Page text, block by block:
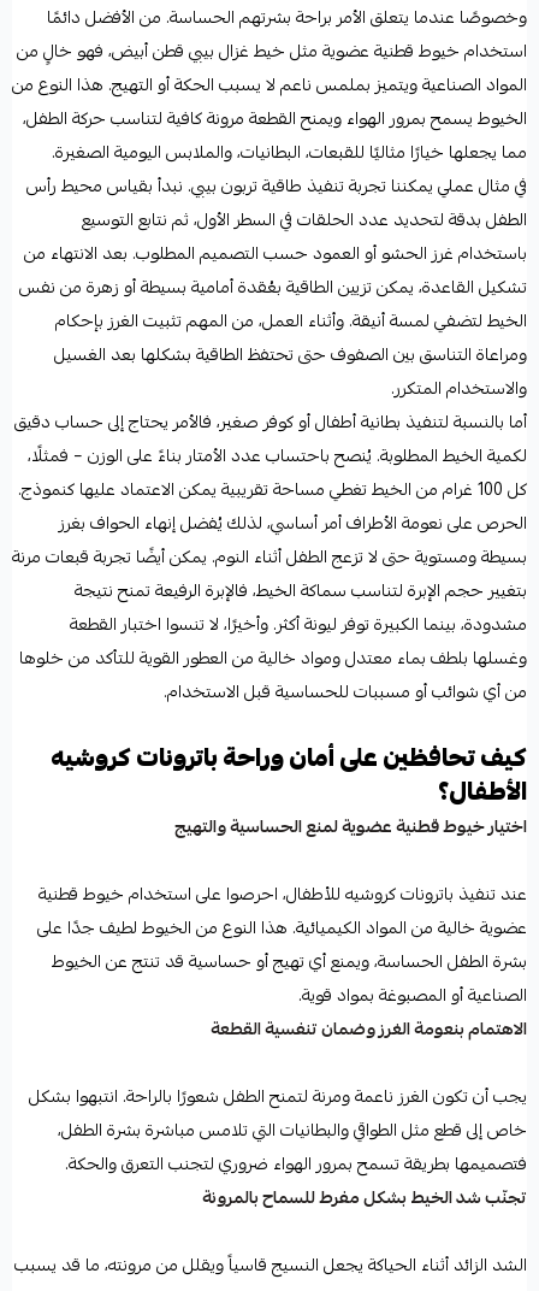
وخصوصًا عندما يتعلق الأمر براحة بشرتهم الحساسة. من الأفضل دائمًا
استخدام خيوط قطنية عضوية مثل خيط غزال بيبي قطن أبيض، فهو خالٍ من
المواد الصناعية ويتميز بملمس ناعم لا يسبب الحكة أو التهيج. هذا النوع من
الخيوط يسمح بمرور الهواء ويمنح القطعة مرونة كافية لتناسب حركة الطفل،
مما يجعلها خيارًا مثاليًا للقبعات، البطانيات، والملابس اليومية الصغيرة.
في مثال عملي يمكننا تجربة تنفيذ طاقية تربون بيبي. نبدأ بقياس محيط رأس
الطفل بدقة لتحديد عدد الحلقات في السطر الأول، ثم نتابع التوسيع
باستخدام غرز الحشو أو العمود حسب التصميم المطلوب. بعد الانتهاء من
تشكيل القاعدة، يمكن تزيين الطاقية بعُقدة أمامية بسيطة أو زهرة من نفس
الخيط لتضفي لمسة أنيقة. وأثناء العمل، من المهم تثبيت الغرز بإحكام
ومراعاة التناسق بين الصفوف حتى تحتفظ الطاقية بشكلها بعد الغسيل
والاستخدام المتكرر.
أما بالنسبة لتنفيذ بطانية أطفال أو كوفر صغير، فالأمر يحتاج إلى حساب دقيق
لكمية الخيط المطلوبة. يُنصح باحتساب عدد الأمتار بناءً على الوزن – فمثلًا،
كل 100 غرام من الخيط تغطي مساحة تقريبية يمكن الاعتماد عليها كنموذج.
الحرص على نعومة الأطراف أمر أساسي، لذلك يُفضل إنهاء الحواف بغرز
بسيطة ومستوية حتى لا تزعج الطفل أثناء النوم. يمكن أيضًا تجربة قبعات مرنة
بتغيير حجم الإبرة لتناسب سماكة الخيط، فالإبرة الرفيعة تمنح نتيجة
مشدودة، بينما الكبيرة توفر ليونة أكثر. وأخيرًا، لا تنسوا اختبار القطعة
وغسلها بلطف بماء معتدل ومواد خالية من العطور القوية للتأكد من خلوها
من أي شوائب أو مسببات للحساسية قبل الاستخدام.
كيف تحافظين على أمان وراحة باترونات كروشيه
الأطفال؟
اختيار خيوط قطنية عضوية لمنع الحساسية والتهيج
عند تنفيذ باترونات كروشيه للأطفال، احرصوا على استخدام خيوط قطنية
عضوية خالية من المواد الكيميائية. هذا النوع من الخيوط لطيف جدًا على
بشرة الطفل الحساسة، ويمنع أي تهيج أو حساسية قد تنتج عن الخيوط
الصناعية أو المصبوغة بمواد قوية.
الاهتمام بنعومة الغرز وضمان تنفسية القطعة
يجب أن تكون الغرز ناعمة ومرنة لتمنح الطفل شعورًا بالراحة. انتبهوا بشكل
خاص إلى قطع مثل الطواقي والبطانيات التي تلامس مباشرة بشرة الطفل،
فتصميمها بطريقة تسمح بمرور الهواء ضروري لتجنب التعرق والحكة.
تجنّب شد الخيط بشكل مفرط للسماح بالمرونة
الشد الزائد أثناء الحياكة يجعل النسيج قاسياً ويقلل من مرونته، ما قد يسبب